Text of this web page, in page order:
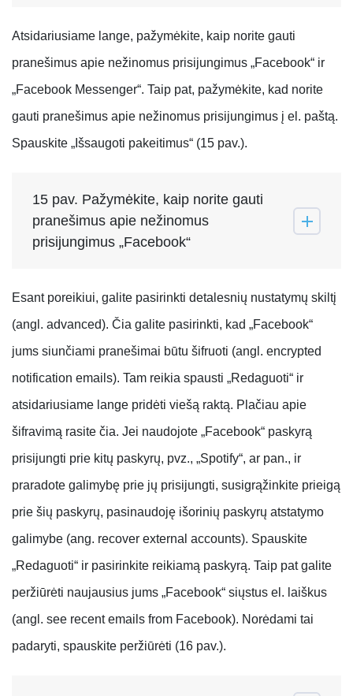
Atsidariusiame lange, pažymėkite, kaip norite gauti
pranešimus apie nežinomus prisijungimus „Facebook“ ir
„Facebook Messenger“. Taip pat, pažymėkite, kad norite
gauti pranešimus apie nežinomus prisijungimus į el. paštą.
Spauskite „Išsaugoti pakeitimus“ (15 pav.).
15 pav. Pažymėkite, kaip norite gauti
pranešimus apie nežinomus
prisijungimus „Facebook“
Esant poreikiui, galite pasirinkti detalesnių nustatymų skiltį
(angl. advanced). Čia galite pasirinkti, kad „Facebook“
jums siunčiami pranešimai būtu šifruoti (angl. encrypted
notification emails). Tam reikia spausti „Redaguoti“ ir
atsidariusiame lange pridėti viešą raktą. Plačiau apie
šifravimą rasite čia. Jei naudojote „Facebook“ paskyrą
prisijungti prie kitų paskyrų, pvz., „Spotify“, ar pan., ir
praradote galimybę prie jų prisijungti, susigrąžinkite prieigą
prie šių paskyrų, pasinaudoję išorinių paskyrų atstatymo
galimybe (ang. recover external accounts). Spauskite
„Redaguoti“ ir pasirinkite reikiamą paskyrą. Taip pat galite
peržiūrėti naujausius jums „Facebook“ siųstus el. laiškus
(angl. see recent emails from Facebook). Norėdami tai
padaryti, spauskite peržiūrėti (16 pav.).